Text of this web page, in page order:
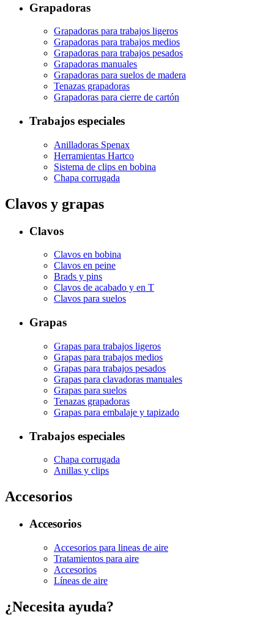
Grapadoras
Grapadoras para trabajos ligeros
Grapadoras para trabajos medios
Grapadoras para trabajos pesados
Grapadoras manuales
Grapadoras para suelos de madera
Tenazas grapadoras
Grapadoras para cierre de cartón
Trabajos especiales
Anilladoras Spenax
Herramientas Hartco
Sistema de clips en bobina
Chapa corrugada
Clavos y grapas
Clavos
Clavos en bobina
Clavos en peine
Brads y pins
Clavos de acabado y en T
Clavos para suelos
Grapas
Grapas para trabajos ligeros
Grapas para trabajos medios
Grapas para trabajos pesados
Grapas para clavadoras manuales
Grapas para suelos
Tenazas grapadoras
Grapas para embalaje y tapizado
Trabajos especiales
Chapa corrugada
Anillas y clips
Accesorios
Accesorios
Accesorios para lineas de aire
Tratamientos para aire
Accesorios
Líneas de aire
¿Necesita ayuda?